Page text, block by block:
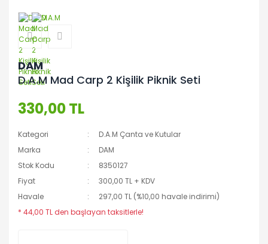
DAM
D.A.M Mad Carp 2 Kişilik Piknik Seti
330,00 TL
Kategori
D.A.M Çanta ve Kutular
Marka
DAM
Stok Kodu
8350127
Fiyat
300,00 TL + KDV
Havale
297,00 TL (%10,00 havale indirimi)
* 44,00 TL den başlayan taksitlerle!